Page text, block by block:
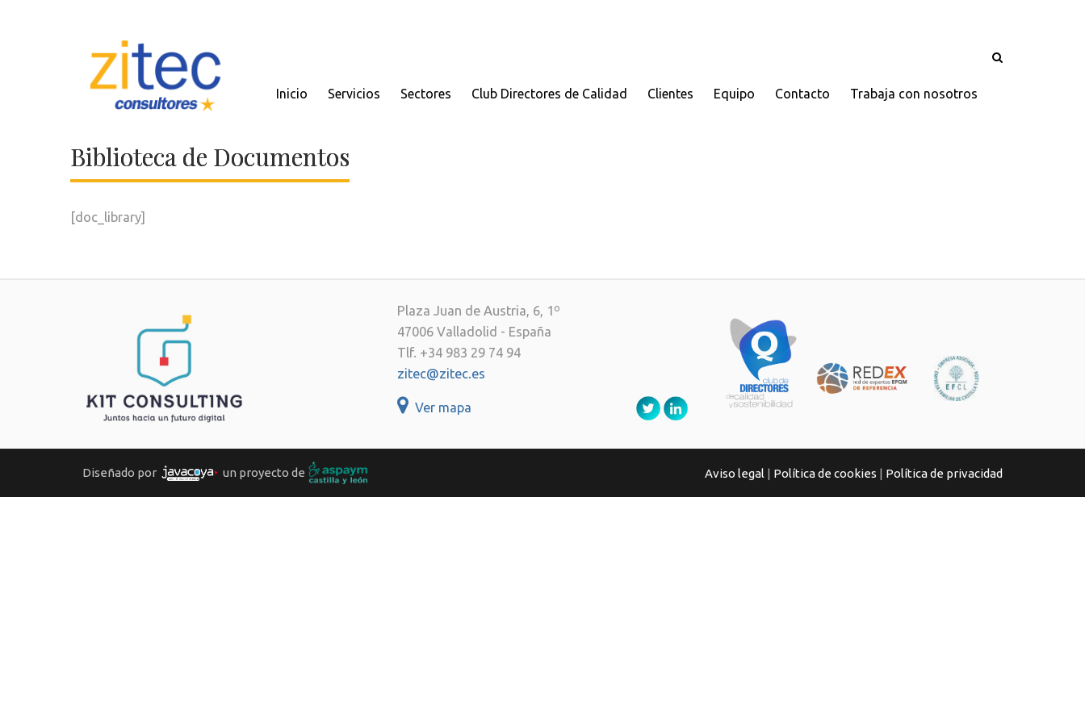
Inicio Servicios Sectores Club Directores de Calidad Clientes Equipo Contacto Trabaja con nosotros
Biblioteca de Documentos
[doc_library]
Plaza Juan de Austria, 6, 1º
47006 Valladolid - España
Tlf. +34 983 29 74 94
zitec@zitec.es
Ver mapa
Diseñado por un proyecto de Aviso legal | Política de cookies | Política de privacidad